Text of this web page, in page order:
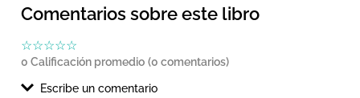
Comentarios sobre este libro
☆☆☆☆☆
0 Calificación promedio (0 comentarios)
Escribe un comentario